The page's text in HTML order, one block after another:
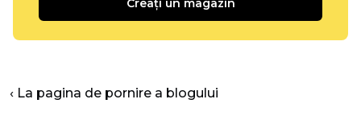
Creați un magazin
‹ La pagina de pornire a blogului